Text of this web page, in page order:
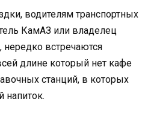
водителям транспортных
КамАЗ или владелец
нередко встречаются
длине который нет кафе
станций, в которых
напиток.